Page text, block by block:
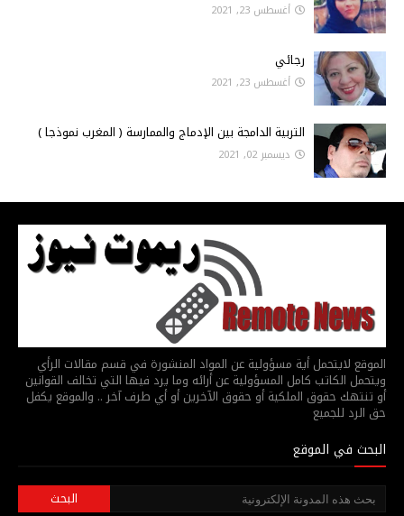
أغسطس 23, 2021
رجائي
أغسطس 23, 2021
التربية الدامجة بين الإدماج والممارسة ( المغرب نموذجا )
ديسمبر 02, 2021
الموقع لايتحمل أية مسؤولية عن المواد المنشورة في قسم مقالات الرأي
ويتحمل الكاتب كامل المسؤولية عن أرائه وما يرد فيها التي تخالف القوانين
أو تنتهك حقوق الملكية أو حقوق الآخرين أو أي طرف آخر .. والموقع يكفل
حق الرد للجميع
البحث في الموقع